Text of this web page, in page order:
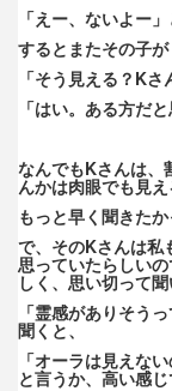
「えー、ないよー
するとまたその子が
「そう見える？Kさ
「はい。ある方だ
なんでもKさんは、
んかは肉眼でも見え
もっと早く聞きたか
で、そのKさんは私
思っていたらしい
しく、思い切って
「霊感がありそう
聞くと、
「オーラは見えな
と言うか、高い感じ